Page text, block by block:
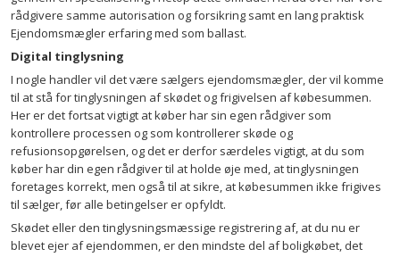
rådgivere samme autorisation og forsikring samt en lang praktisk
Ejendomsmægler erfaring med som ballast.
Digital tinglysning
I nogle handler vil det være sælgers ejendomsmægler, der vil komme
til at stå for tinglysningen af skødet og frigivelsen af købesummen.
Her er det fortsat vigtigt at køber har sin egen rådgiver som
kontrollere processen og som kontrollerer skøde og
refusionsopgørelsen, og det er derfor særdeles vigtigt, at du som
køber har din egen rådgiver til at holde øje med, at tinglysningen
foretages korrekt, men også til at sikre, at købesummen ikke frigives
til sælger, før alle betingelser er opfyldt.
Skødet eller den tinglysningsmæssige registrering af, at du nu er
blevet ejer af ejendommen, er den mindste del af boligkøbet, det